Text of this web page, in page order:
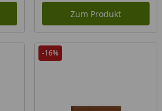
Zum Produkt
-16%